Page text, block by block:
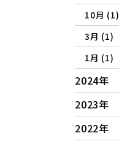
10月 (1)
3月 (1)
1月 (1)
2024年
2023年
2022年